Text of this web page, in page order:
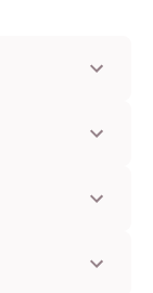
materiales y
un número de